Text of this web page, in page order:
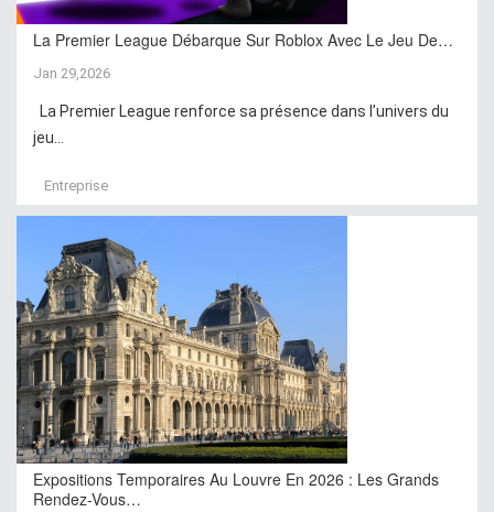
La Premier League Débarque Sur Roblox Avec Le Jeu De…
Jan 29,2026
La Premier League renforce sa présence dans l’univers du
jeu...
Entreprise
Expositions Temporaires Au Louvre En 2026 : Les Grands
Rendez-Vous…